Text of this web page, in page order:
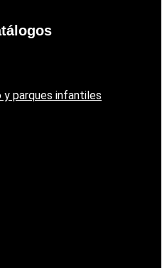
y parques infantiles